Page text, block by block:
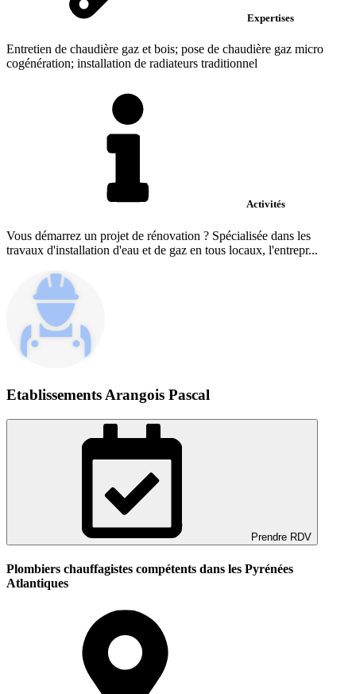
Expertises
Entretien de chaudière gaz et bois; pose de chaudière gaz micro
cogénération; installation de radiateurs traditionnel
Activités
Vous démarrez un projet de rénovation ? Spécialisée dans les
travaux d'installation d'eau et de gaz en tous locaux, l'entrepr...
Etablissements Arangois Pascal
Prendre RDV
Plombiers chauffagistes compétents dans les Pyrénées
Atlantiques